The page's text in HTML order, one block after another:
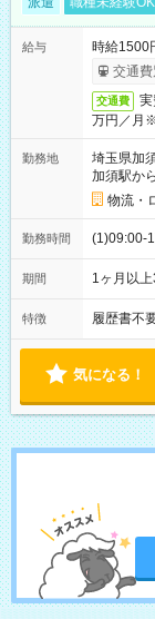
給与
時給1500
交通費
交通費
万円／月
勤務地
埼玉県加
加須駅か
物流・
勤務時間 (1)09:00-
期間 1ヶ月以
特徴 履歴書不
気になる！